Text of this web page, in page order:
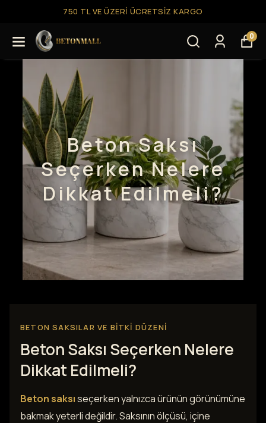
750 TL VE ÜZERI ÜCRETSIZ KARGO
0
Beton Saksı
Seçerken Nelere
Dikkat Edilmeli?
BETON SAKSILAR VE BITKI DÜZENI
Beton Saksı Seçerken Nelere
Dikkat Edilmeli?
Beton saksıseçerken yalnızca ürünün görünümüne
bakmak yeterli değildir. Saksının ölçüsü, içine